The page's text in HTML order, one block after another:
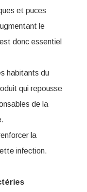
et puces
le
donc essentiel
habitants du
qui repousse
de la
la
infection.